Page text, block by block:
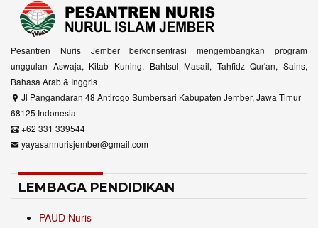
Pesantren Nuris Jember berkonsentrasi mengembangkan program
unggulan Aswaja, Kitab Kuning, Bahtsul Masail, Tahfidz Qur'an, Sains,
Bahasa Arab & Inggris
Jl Pangandaran 48 Antirogo Sumbersari Kabupaten Jember, Jawa Timur
68125 Indonesia
+62 331 339544
yayasannurisjember@gmail.com
LEMBAGA PENDIDIKAN
PAUD Nuris